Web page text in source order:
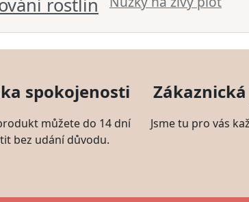
rostlin
spokojenosti
můžete do 14 dní
bez udání důvodu.
Jsme tu pro vás